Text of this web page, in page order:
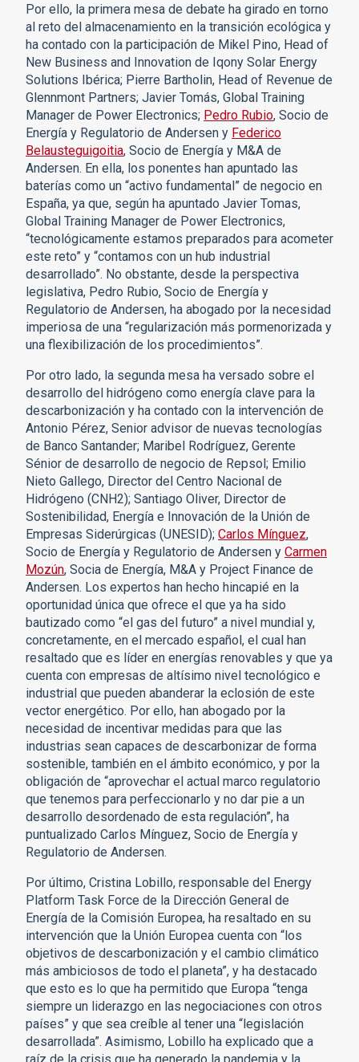
Por ello, la primera mesa de debate ha girado en torno
al reto del almacenamiento en la transición ecológica y
ha contado con la participación de Mikel Pino, Head of
New Business and Innovation de Iqony Solar Energy
Solutions Ibérica; Pierre Bartholin, Head of Revenue de
Glennmont Partners; Javier Tomás, Global Training
Manager de Power Electronics; Pedro Rubio, Socio de
Energía y Regulatorio de Andersen y Federico
Belausteguigoitia, Socio de Energía y M&A de
Andersen. En ella, los ponentes han apuntado las
baterías como un “activo fundamental” de negocio en
España, ya que, según ha apuntado Javier Tomas,
Global Training Manager de Power Electronics,
“tecnológicamente estamos preparados para acometer
este reto” y “contamos con un hub industrial
desarrollado”. No obstante, desde la perspectiva
legislativa, Pedro Rubio, Socio de Energía y
Regulatorio de Andersen, ha abogado por la necesidad
imperiosa de una “regularización más pormenorizada y
una flexibilización de los procedimientos”.
Por otro lado, la segunda mesa ha versado sobre el
desarrollo del hidrógeno como energía clave para la
descarbonización y ha contado con la intervención de
Antonio Pérez, Senior advisor de nuevas tecnologías
de Banco Santander; Maribel Rodríguez, Gerente
Sénior de desarrollo de negocio de Repsol; Emilio
Nieto Gallego, Director del Centro Nacional de
Hidrógeno (CNH2); Santiago Oliver, Director de
Sostenibilidad, Energía e Innovación de la Unión de
Empresas Siderúrgicas (UNESID); Carlos Mínguez,
Socio de Energía y Regulatorio de Andersen y Carmen
Mozún, Socia de Energía, M&A y Project Finance de
Andersen. Los expertos han hecho hincapié en la
oportunidad única que ofrece el que ya ha sido
bautizado como “el gas del futuro” a nivel mundial y,
concretamente, en el mercado español, el cual han
resaltado que es líder en energías renovables y que ya
cuenta con empresas de altísimo nivel tecnológico e
industrial que pueden abanderar la eclosión de este
vector energético. Por ello, han abogado por la
necesidad de incentivar medidas para que las
industrias sean capaces de descarbonizar de forma
sostenible, también en el ámbito económico, y por la
obligación de “aprovechar el actual marco regulatorio
que tenemos para perfeccionarlo y no dar pie a un
desarrollo desordenado de esta regulación”, ha
puntualizado Carlos Mínguez, Socio de Energía y
Regulatorio de Andersen.
Por último, Cristina Lobillo, responsable del Energy
Platform Task Force de la Dirección General de
Energía de la Comisión Europea, ha resaltado en su
intervención que la Unión Europea cuenta con “los
objetivos de descarbonización y el cambio climático
más ambiciosos de todo el planeta”, y ha destacado
que esto es lo que ha permitido que Europa “tenga
siempre un liderazgo en las negociaciones con otros
países” y que sea creíble al tener una “legislación
desarrollada”. Asimismo, Lobillo ha explicado que a
raíz de la crisis que ha generado la pandemia y la